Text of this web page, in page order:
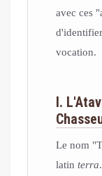
avec ces
vocation.
I.
Le nom
latin terra